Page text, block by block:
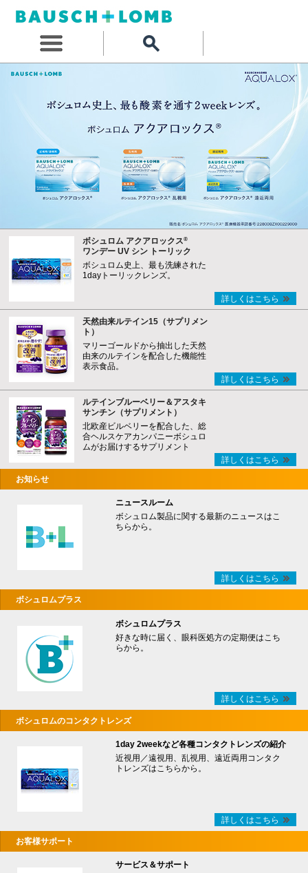
ボシュロム アクアロックス®
ワンデー UV シン トーリック
ボシュロム史上、最も洗練された
1dayトーリックレンズ。
詳しくはこちら
天然由来ルテイン15（サプリメン
ト）
マリーゴールドから抽出した天然
由来のルテインを配合した機能性
表示食品。
詳しくはこちら
ルテインブルーベリー＆アスタキ
サンチン（サプリメント）
北欧産ビルベリーを配合した、総
合ヘルスケアカンパニーボシュロ
ムがお届けするサプリメント
詳しくはこちら
お知らせ
ニュースルーム
ボシュロム製品に関する最新のニュースはこ
ちらから。
詳しくはこちら
ボシュロムプラス
ボシュロムプラス
好きな時に届く、眼科医処方の定期便はこち
らから。
詳しくはこちら
ボシュロムのコンタクトレンズ
1day 2weekなど各種コンタクトレンズの紹介
近視用／遠視用、乱視用、遠近両用コンタク
トレンズはこちらから。
詳しくはこちら
お客様サポート
サービス＆サポート